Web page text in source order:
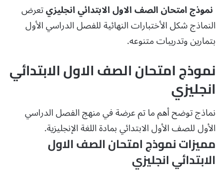
نموذج امتحان الصف الاول الابتدائي انجليزيتعرض
النماذج شكل الأختبارات النهائية للفصل الدراسي الأول
بتمارين وتدريبات متنوعه.
نموذج امتحان الصف الاول الابتدائي
انجليزي
نماذج توضح أهم ما تم عرضة في منهج الفصل الدراسي
الأول للصف الأول الابتدائي بمادة اللغة الإنجليزية.
مميزات نموذج امتحان الصف الاول
الابتدائي انجليزي